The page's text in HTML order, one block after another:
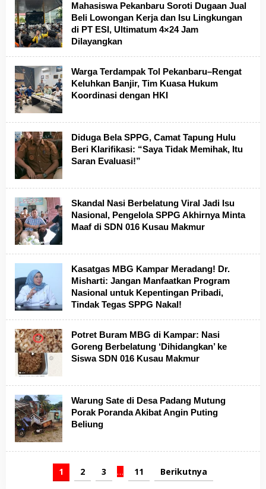
Mahasiswa Pekanbaru Soroti Dugaan Jual
Beli Lowongan Kerja dan Isu Lingkungan
di PT ESI, Ultimatum 4×24 Jam
Dilayangkan
Warga Terdampak Tol Pekanbaru–Rengat
Keluhkan Banjir, Tim Kuasa Hukum
Koordinasi dengan HKI
Diduga Bela SPPG, Camat Tapung Hulu
Beri Klarifikasi: “Saya Tidak Memihak, Itu
Saran Evaluasi!”
Skandal Nasi Berbelatung Viral Jadi Isu
Nasional, Pengelola SPPG Akhirnya Minta
Maaf di SDN 016 Kusau Makmur
Kasatgas MBG Kampar Meradang! Dr.
Misharti: Jangan Manfaatkan Program
Nasional untuk Kepentingan Pribadi,
Tindak Tegas SPPG Nakal!
Potret Buram MBG di Kampar: Nasi
Goreng Berbelatung ‘Dihidangkan’ ke
Siswa SDN 016 Kusau Makmur
Warung Sate di Desa Padang Mutung
Porak Poranda Akibat Angin Puting
Beliung
1 2 3 … 11 Berikutnya